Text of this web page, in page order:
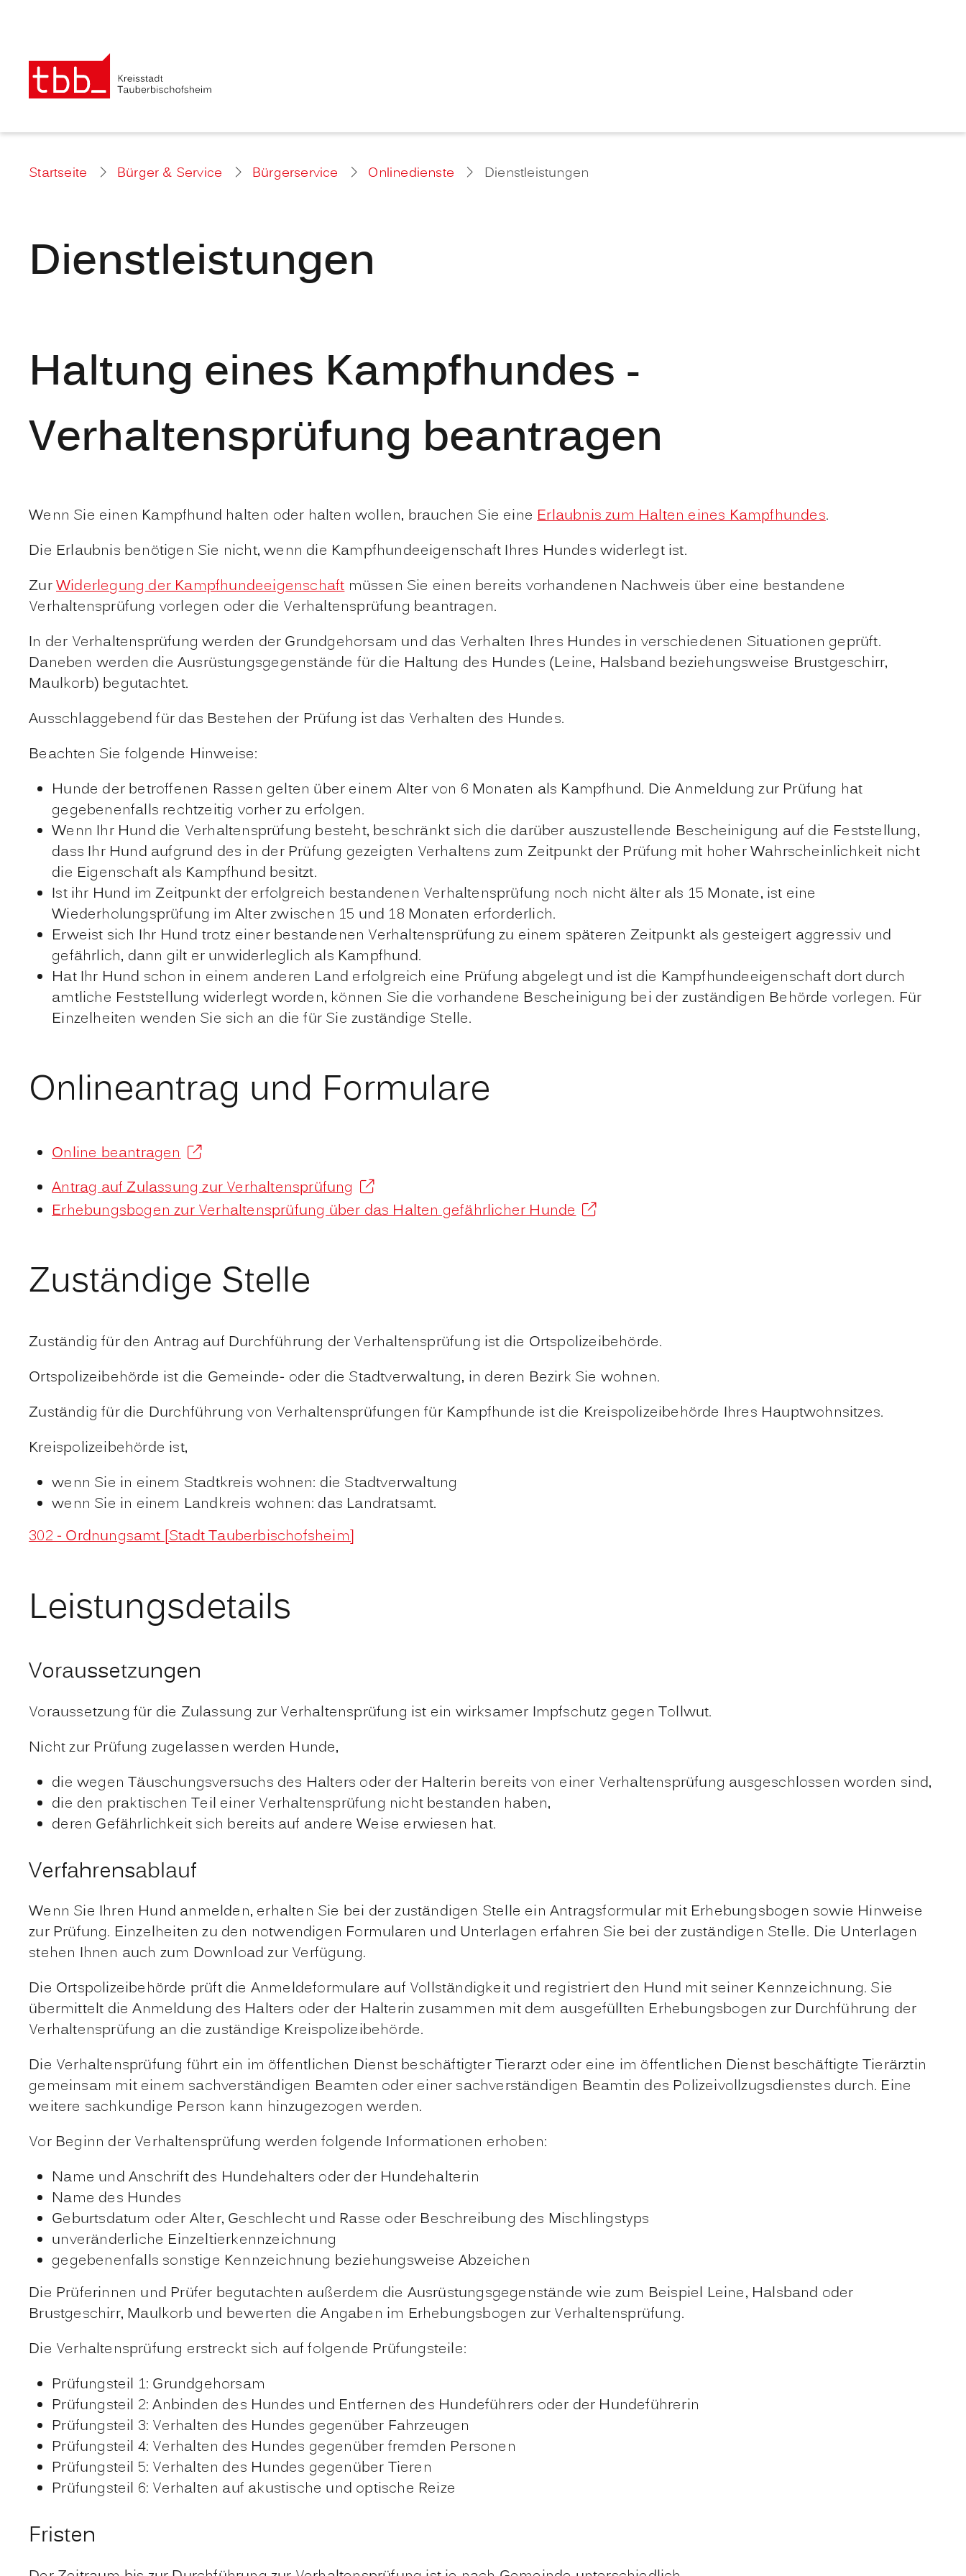
Startseite Bürger & Service Bürgerservice Onlinedienste Dienstleistungen
Dienstleistungen
Haltung eines Kampfhundes -
Verhaltensprüfung beantragen
Wenn Sie einen Kampfhund halten oder halten wollen, brauchen Sie eineErlaubnis zum Halten eines Kampfhundes.
Die Erlaubnis benötigen Sie nicht, wenn die Kampfhundeeigenschaft Ihres Hundes widerlegt ist.
ZurWiderlegung der Kampfhundeeigenschaftmüssen Sie einen bereits vorhandenen Nachweis über eine bestandene
Verhaltensprüfung vorlegen oder die Verhaltensprüfung beantragen.
In der Verhaltensprüfung werden der Grundgehorsam und das Verhalten Ihres Hundes in verschiedenen Situationen geprüft.
Daneben werden die Ausrüstungsgegenstände für die Haltung des Hundes (Leine, Halsband beziehungsweise Brustgeschirr,
Maulkorb) begutachtet.
Ausschlaggebend für das Bestehen der Prüfung ist das Verhalten des Hundes.
Beachten Sie folgende Hinweise:
Hunde der betroffenen Rassen gelten über einem Alter von 6 Monaten als Kampfhund. Die Anmeldung zur Prüfung hat
gegebenenfalls rechtzeitig vorher zu erfolgen.
Wenn Ihr Hund die Verhaltensprüfung besteht, beschränkt sich die darüber auszustellende Bescheinigung auf die Feststellung,
dass Ihr Hund aufgrund des in der Prüfung gezeigten Verhaltens zum Zeitpunkt der Prüfung mit hoher Wahrscheinlichkeit nicht
die Eigenschaft als Kampfhund besitzt.
Ist ihr Hund im Zeitpunkt der erfolgreich bestandenen Verhaltensprüfung noch nicht älter als 15 Monate, ist eine
Wiederholungsprüfung im Alter zwischen 15 und 18 Monaten erforderlich.
Erweist sich Ihr Hund trotz einer bestandenen Verhaltensprüfung zu einem späteren Zeitpunkt als gesteigert aggressiv und
gefährlich, dann gilt er unwiderleglich als Kampfhund.
Hat Ihr Hund schon in einem anderen Land erfolgreich eine Prüfung abgelegt und ist die Kampfhundeeigenschaft dort durch
amtliche Feststellung widerlegt worden, können Sie die vorhandene Bescheinigung bei der zuständigen Behörde vorlegen. Für
Einzelheiten wenden Sie sich an die für Sie zuständige Stelle.
Onlineantrag und Formulare
Online beantragen
Antrag auf Zulassung zur Verhaltensprüfung
Erhebungsbogen zur Verhaltensprüfung über das Halten gefährlicher Hunde
Zuständige Stelle
Zuständig für den Antrag auf Durchführung der Verhaltensprüfung ist die Ortspolizeibehörde.
Ortspolizeibehörde ist die Gemeinde- oder die Stadtverwaltung, in deren Bezirk Sie wohnen.
Zuständig für die Durchführung von Verhaltensprüfungen für Kampfhunde ist die Kreispolizeibehörde Ihres Hauptwohnsitzes.
Kreispolizeibehörde ist,
wenn Sie in einem Stadtkreis wohnen: die Stadtverwaltung
wenn Sie in einem Landkreis wohnen: das Landratsamt.
302 - Ordnungsamt [Stadt Tauberbischofsheim]
Leistungsdetails
Voraussetzungen
Voraussetzung für die Zulassung zur Verhaltensprüfung ist ein wirksamer Impfschutz gegen Tollwut.
Nicht zur Prüfung zugelassen werden Hunde,
die wegen Täuschungsversuchs des Halters oder der Halterin bereits von einer Verhaltensprüfung ausgeschlossen worden sind,
die den praktischen Teil einer Verhaltensprüfung nicht bestanden haben,
deren Gefährlichkeit sich bereits auf andere Weise erwiesen hat.
Verfahrensablauf
Wenn Sie Ihren Hund anmelden, erhalten Sie bei der zuständigen Stelle ein Antragsformular mit Erhebungsbogen sowie Hinweise
zur Prüfung. Einzelheiten zu den notwendigen Formularen und Unterlagen erfahren Sie bei der zuständigen Stelle. Die Unterlagen
stehen Ihnen auch zum Download zur Verfügung.
Die Ortspolizeibehörde prüft die Anmeldeformulare auf Vollständigkeit und registriert den Hund mit seiner Kennzeichnung. Sie
übermittelt die Anmeldung des Halters oder der Halterin zusammen mit dem ausgefüllten Erhebungsbogen zur Durchführung der
Verhaltensprüfung an die zuständige Kreispolizeibehörde.
Die Verhaltensprüfung führt ein im öffentlichen Dienst beschäftigter Tierarzt oder eine im öffentlichen Dienst beschäftigte Tierärztin
gemeinsam mit einem sachverständigen Beamten oder einer sachverständigen Beamtin des Polizeivollzugsdienstes durch. Eine
weitere sachkundige Person kann hinzugezogen werden.
Vor Beginn der Verhaltensprüfung werden folgende Informationen erhoben:
Name und Anschrift des Hundehalters oder der Hundehalterin
Name des Hundes
Geburtsdatum oder Alter, Geschlecht und Rasse oder Beschreibung des Mischlingstyps
unveränderliche Einzeltierkennzeichnung
gegebenenfalls sonstige Kennzeichnung beziehungsweise Abzeichen
Die Prüferinnen und Prüfer begutachten außerdem die Ausrüstungsgegenstände wie zum Beispiel Leine, Halsband oder
Brustgeschirr, Maulkorb und bewerten die Angaben im Erhebungsbogen zur Verhaltensprüfung.
Die Verhaltensprüfung erstreckt sich auf folgende Prüfungsteile:
Prüfungsteil 1: Grundgehorsam
Prüfungsteil 2: Anbinden des Hundes und Entfernen des Hundeführers oder der Hundeführerin
Prüfungsteil 3: Verhalten des Hundes gegenüber Fahrzeugen
Prüfungsteil 4: Verhalten des Hundes gegenüber fremden Personen
Prüfungsteil 5: Verhalten des Hundes gegenüber Tieren
Prüfungsteil 6: Verhalten auf akustische und optische Reize
Fristen